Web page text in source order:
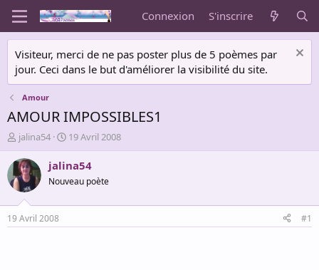
Connexion S'inscrire
Visiteur, merci de ne pas poster plus de 5 poèmes par
jour. Ceci dans le but d'améliorer la visibilité du site.
Amour
AMOUR IMPOSSIBLES1
A
u
t
e
u
r
d
e
jalina54
D
a
t
d
é
19 Avril 2008
jalina54
Nouveau poète
19 Avril 2008 #1